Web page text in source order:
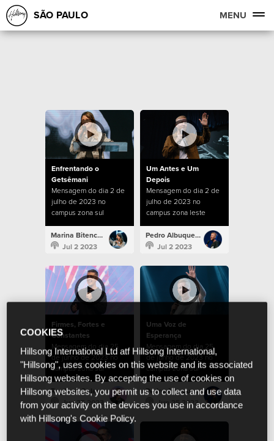
SÃO PAULO MENU
Enfrentando o
Getsêmani
Mensagem do dia 2 de
julho de 2023 no
campus zona sul
Marina Bitencourt
Jul 2 2023
Um Antes e Um
Depois
Mensagem do dia 2 de
julho de 2023 no
campus zona leste
Pedro Albuquerque
Jul 2 2023
Firmes, Fortes e
Constantes
Mensagem do dia 25
de junho de 2023 no
campus zona sul
Raphael Galante
Jun 25 2023
Uma Voz de
Esperança
Mensagem do dia 25
de junho de 2023 no
campus zona sul
Pedro Albuquerque
Jun 25 2023
COOKIES
Hillsong International Ltd atf Hillsong International,
"Hillsong", uses cookies on this website and its associated
Hillsong websites. By accepting the use of cookies on
Hillsong websites, you permit us to collect and use data
from your activity on the devices you use in accordance
with Hillsong's Cookie Policy.